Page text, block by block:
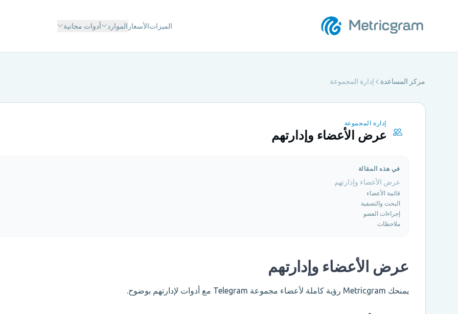
الميزاتالأسعار الموارد أدوات مجانية
مركز المساعدة إدارة المجموعة
إدارة المجموعة
عرض الأعضاء وإدارتهم
في هذه المقالة
عرض الأعضاء وإدارتهم
قائمة الأعضاء
البحث والتصفية
إجراءات العضو
ملاحظات
عرض الأعضاء وإدارتهم
يمنحك Metricgram رؤية كاملة لأعضاء مجموعة Telegram مع أدوات لإدارتهم بوضوح.